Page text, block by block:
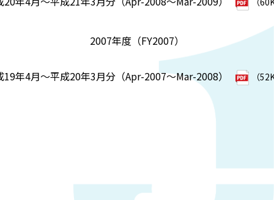
2007年度（FY2007）
19年4月～平成20年3月分（Apr-2007～Mar-2008） （